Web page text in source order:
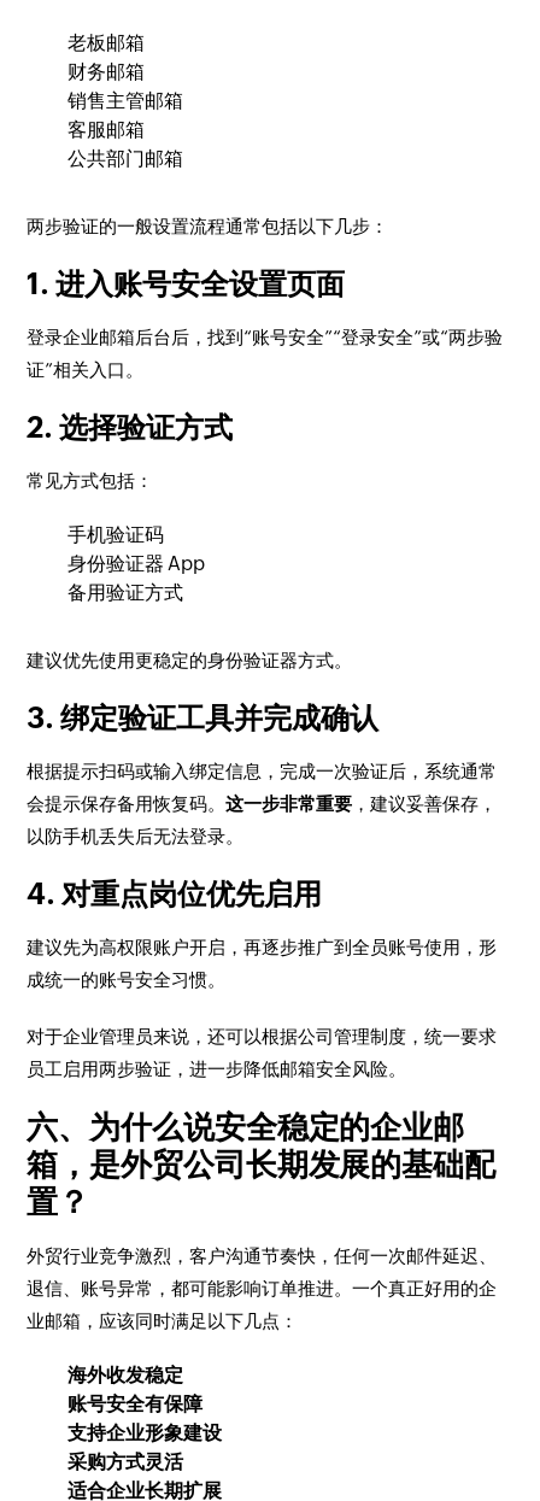
老板邮箱
财务邮箱
销售主管邮箱
客服邮箱
公共部门邮箱
两步验证的一般设置流程通常包括以下几步：
1. 进入账号安全设置页面
登录企业邮箱后台后，找到“账号安全”“登录安全”或“两步验
证”相关入口。
2. 选择验证方式
常见方式包括：
手机验证码
身份验证器 App
备用验证方式
建议优先使用更稳定的身份验证器方式。
3. 绑定验证工具并完成确认
根据提示扫码或输入绑定信息，完成一次验证后，系统通常
会提示保存备用恢复码。这一步非常重要 ，建议妥善保存，
以防手机丢失后无法登录。
4. 对重点岗位优先启用
建议先为高权限账户开启，再逐步推广到全员账号使用，形
成统一的账号安全习惯。
对于企业管理员来说，还可以根据公司管理制度，统一要求
员工启用两步验证，进一步降低邮箱安全风险。
六、为什么说安全稳定的企业邮
箱，是外贸公司长期发展的基础配
置？
外贸行业竞争激烈，客户沟通节奏快，任何一次邮件延迟、
退信、账号异常，都可能影响订单推进。一个真正好用的企
业邮箱，应该同时满足以下几点：
海外收发稳定
账号安全有保障
支持企业形象建设
采购方式灵活
适合企业长期扩展